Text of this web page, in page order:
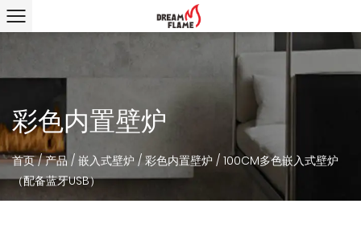
彩色内置壁炉
首页/产品 / 嵌入式壁炉 /彩色内置壁炉 / 100CM多色嵌入式壁炉
（配备蓝牙USB）